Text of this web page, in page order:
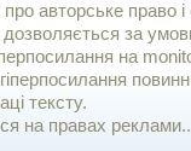
авторське право і
за
на
тексту.
на правах реклами..